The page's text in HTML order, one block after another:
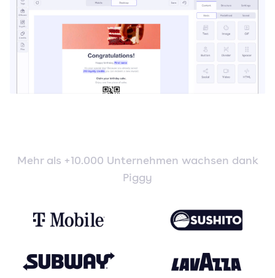
Mehr als +10.000 Unternehmen wachsen dank
Piggy